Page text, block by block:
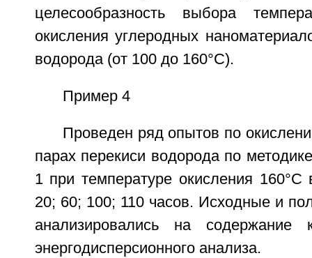
целесообразность выбора
окисления углеродных
водорода (от 100 до 160°C).
Пример 4
Проведен ряд опытов по
парах перекиси водорода по
1 при температуре окисления
20; 60; 100; 110 часов. Исходные и
анализировались на содержание
энергодисперсионного анализа.